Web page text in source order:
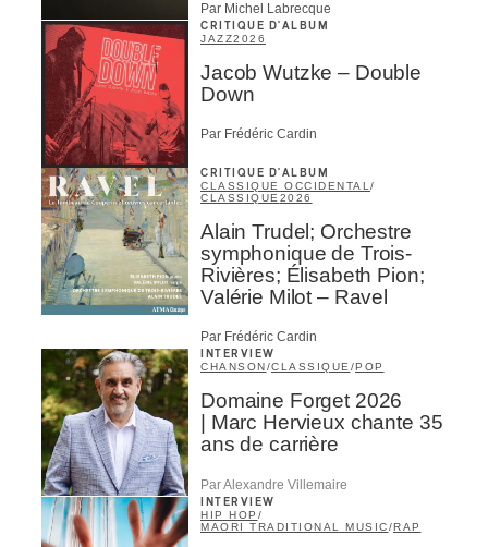
Par Michel Labrecque
CRITIQUE D'ALBUM
JAZZ2026
Jacob Wutzke – Double
Down
Par Frédéric Cardin
CRITIQUE D'ALBUM
CLASSIQUE OCCIDENTAL /
CLASSIQUE 2026
Alain Trudel; Orchestre
symphonique de Trois-
Rivières; Élisabeth Pion;
Valérie Milot – Ravel
Par Frédéric Cardin
INTERVIEW
CHANSON/CLASSIQUE /POP
Domaine Forget 2026
| Marc Hervieux chante 35
ans de carrière
Par Alexandre Villemaire
INTERVIEW
HIP HOP /
MAORI TRADITIONAL MUSIC/RAP